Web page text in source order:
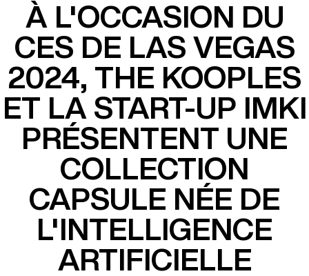
À L'OCCASION DU
CES DE LAS VEGAS
2024, THE KOOPLES
ET LA START-UP IMKI
PRÉSENTENT UNE
COLLECTION
CAPSULE NÉE DE
L'INTELLIGENCE
ARTIFICIELLE